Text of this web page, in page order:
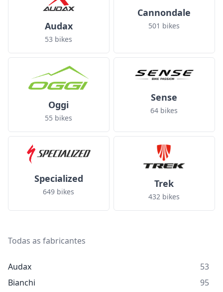
Audax
53 bikes
Cannondale
501 bikes
Oggi
55 bikes
Sense
64 bikes
Specialized
649 bikes
Trek
432 bikes
Todas as fabricantes
Audax
53
Bianchi
95